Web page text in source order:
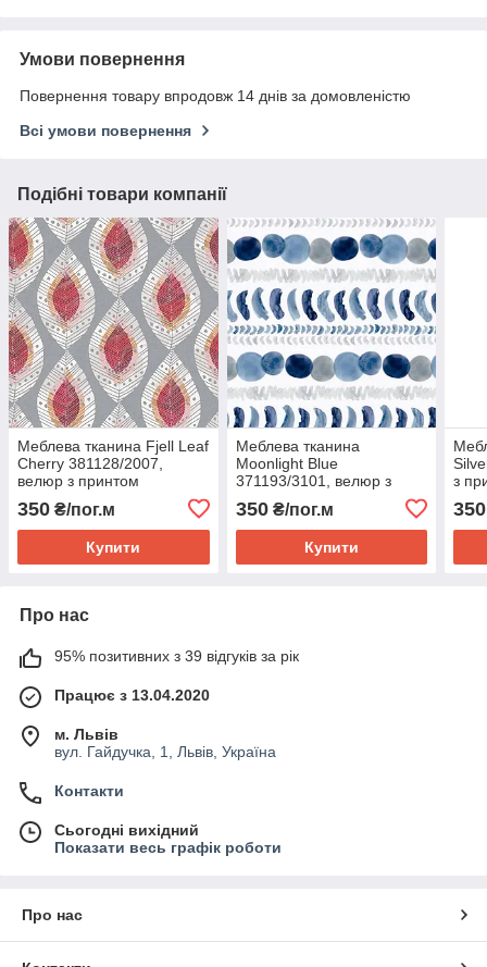
Умови повернення
Повернення товару впродовж 14 днів за домовленістю
Всі умови повернення
Подібні товари компанії
Меблева тканина Fjell Leaf
Cherry 381128/2007,
велюр з принтом
350 ₴/пог.м
Купити
Меблева тканина
Moonlight Blue
371193/3101, велюр з
350₴/пог.м
Купити
з
350
Про нас
95% позитивних з 39 відгуків за рік
Працює з 13.04.2020
м. Львів
вул. Гайдучка, 1, Львів, Україна
Контакти
Сьогодні вихідний
Показати весь графік роботи
Про нас